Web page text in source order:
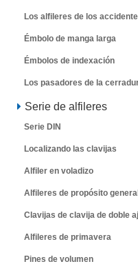
Los alfileres de los
Émbolo de manga larga
Émbolos de indexación
Los pasadores de la
Serie de alfileres
Serie DIN
Localizando las clavijas
Alfiler en voladizo
Alfileres de propósito general
Clavijas de clavija de doble
Alfileres de primavera
Pines de volumen